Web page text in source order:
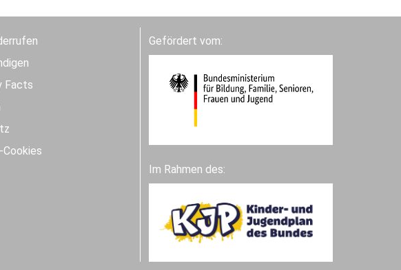
Facts
Gefördert vom:
Im Rahmen des: